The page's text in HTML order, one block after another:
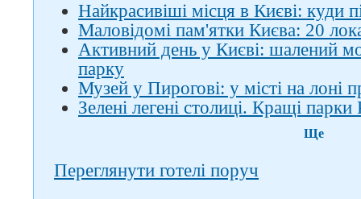
Найкрасивіші місця в Києві: куди
Маловідомі пам'ятки Києва: 20
Активний день у Києві: шалений
парку
Музей у Пирогові: у місті на лоні
Зелені легені столиці. Кращі парки
Ще
Переглянути готелі поруч